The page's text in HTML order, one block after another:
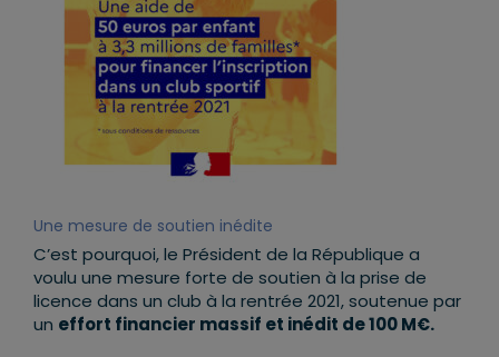
Une mesure de soutien inédite
C’est pourquoi, le Président de la République a
voulu une mesure forte de soutien à la prise de
licence dans un club à la rentrée 2021, soutenue par
un effort financier massif et inédit de 100 M€.